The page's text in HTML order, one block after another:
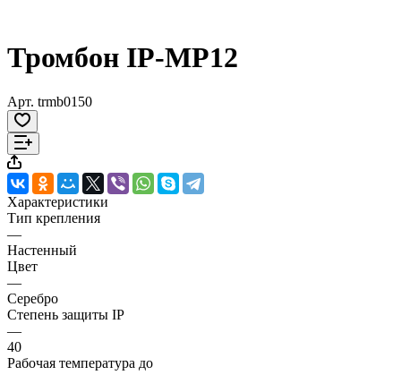
Тромбон IP-МР12
Арт. trmb0150
Характеристики
Тип крепления
—
Настенный
Цвет
—
Серебро
Степень защиты IP
—
40
Рабочая температура до